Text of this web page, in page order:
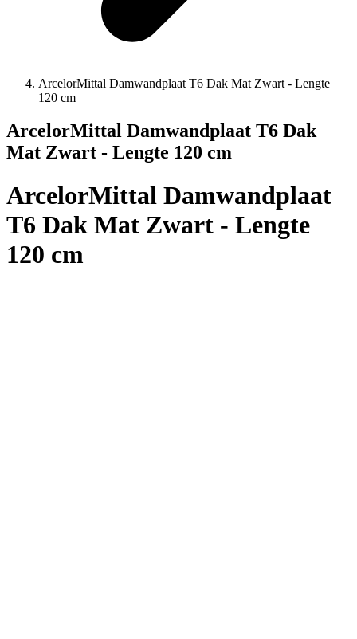
ArcelorMittal Damwandplaat T6 Dak Mat Zwart - Lengte
120 cm
ArcelorMittal Damwandplaat T6 Dak
Mat Zwart - Lengte 120 cm
ArcelorMittal Damwandplaat
T6 Dak Mat Zwart - Lengte
120 cm